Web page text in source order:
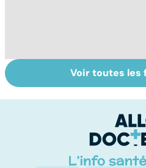
HPV : tout savoir
sur les
Voir toutes les